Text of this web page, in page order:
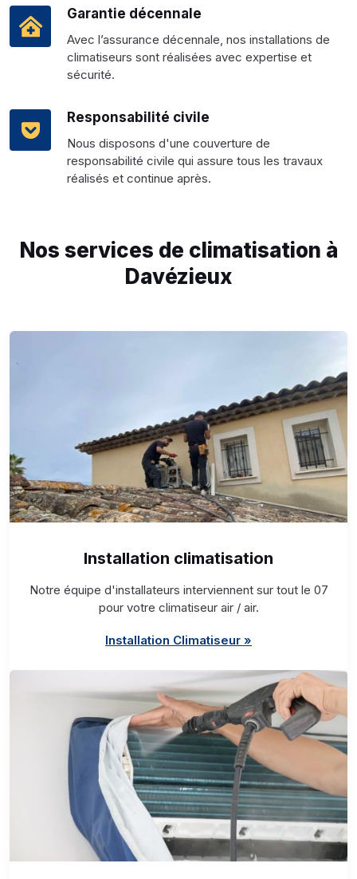
Garantie décennale
Avec l’assurance décennale, nos installations de
climatiseurs sont réalisées avec expertise et
sécurité.
Responsabilité civile
Nous disposons d'une couverture de
responsabilité civile qui assure tous les travaux
réalisés et continue après.
Nos services de climatisation à
Davézieux
Installation climatisation
Notre équipe d'installateurs interviennent sur tout le 07
pour votre climatiseur air / air.
Installation Climatiseur »